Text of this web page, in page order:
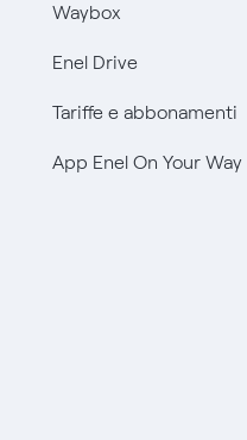
Waybox
Enel Drive
Tariffe e abbonamenti
App Enel On Your Way